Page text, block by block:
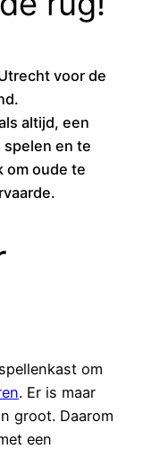
voor de
altijd, een
en te
om oude te
om
. Er is maar
groot. Daarom
een